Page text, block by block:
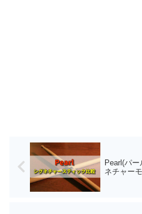
Pearl(パ
ネチャー